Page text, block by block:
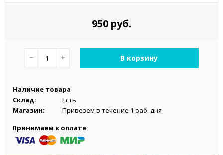
950 руб.
− + В корзину
Наличие товара
Склад:
Есть
Магазин:
Привезем в течение 1 раб. дня
Принимаем к оплате